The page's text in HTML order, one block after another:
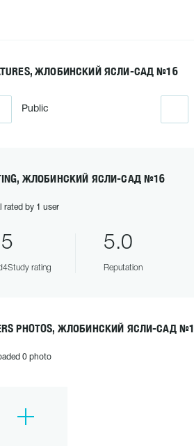
ЖЛОБИНСКИЙ ЯСЛИ-САД №16
Public
ЖЛОБИНСКИЙ ЯСЛИ-САД №16
rated by 1 user
rating
5.0
Reputation
PHOTOS, ЖЛОБИНСКИЙ ЯСЛИ-САД
0 photo